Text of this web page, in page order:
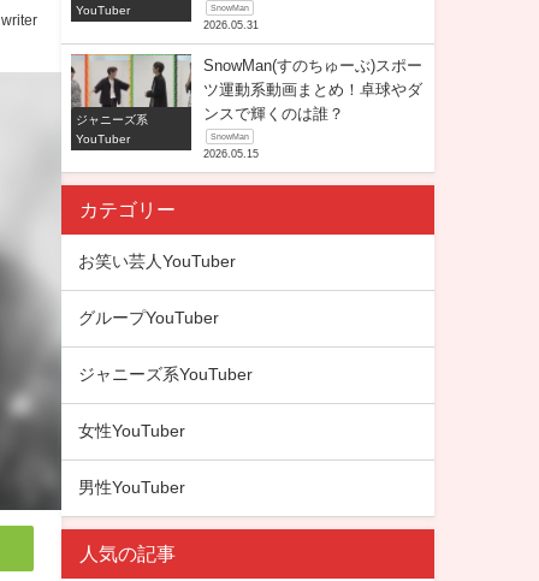
writer
YouTuber
SnowMan
2026.05.31
ジャニーズ系
YouTuber
SnowMan(すのちゅーぶ)スポー
ツ運動系動画まとめ！卓球やダ
ンスで輝くのは誰？
SnowMan
2026.05.15
カテゴリー
お笑い芸人YouTuber
グループYouTuber
ジャニーズ系YouTuber
女性YouTuber
男性YouTuber
人気の記事